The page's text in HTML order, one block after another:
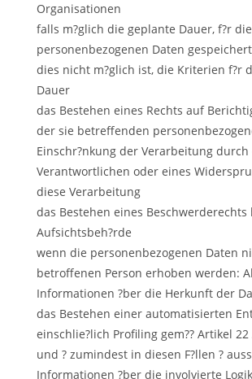
Organisationen
falls m?glich die geplante Dauer, f?r
personenbezogenen Daten
dies nicht m?glich ist, die Kriterien f?r
Dauer
das Bestehen eines Rechts auf
der sie betreffenden
Einschr?nkung der Verarbeitung durch
Verantwortlichen oder eines
diese Verarbeitung
das Bestehen eines
Aufsichtsbeh?rde
wenn die personenbezogenen Daten
betroffenen Person erhoben werden:
Informationen ?ber die Herkunft der
das Bestehen einer automatisierten
einschlie?lich Profiling gem?? Artikel 22
und ? zumindest in diesen F?llen ?
Informationen ?ber die involvierte